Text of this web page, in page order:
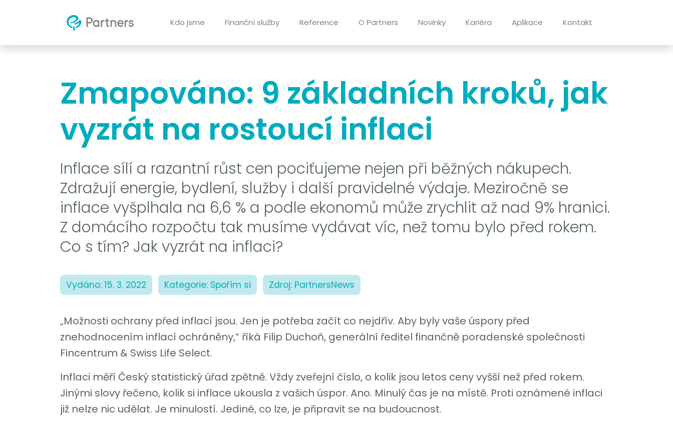
Kdo jsme Finanční služby Reference O Partners Novinky Kariéra Aplikace Kontakt
Zmapováno: 9 základních kroků, jak
vyzrát na rostoucí inflaci
Inflace sílí a razantní růst cen pociťujeme nejen při běžných nákupech.
Zdražují energie, bydlení, služby i další pravidelné výdaje. Meziročně se
inflace vyšplhala na 6,6 % a podle ekonomů může zrychlit až nad 9% hranici.
Z domácího rozpočtu tak musíme vydávat víc, než tomu bylo před rokem.
Co s tím? Jak vyzrát na inflaci?
Vydáno: 15. 3. 2022 Kategorie: Spořím si Zdroj: PartnersNews
„Možnosti ochrany před inflací jsou. Jen je potřeba začít co nejdřív. Aby byly vaše úspory před
znehodnocením inflací ochráněny,“ říká Filip Duchoň, generální ředitel finančně poradenské společnosti
Fincentrum & Swiss Life Select.
Inflaci měří Český statistický úřad zpětně. Vždy zveřejní číslo, o kolik jsou letos ceny vyšší než před rokem.
Jinými slovy řečeno, kolik si inflace ukousla z vašich úspor. Ano. Minulý čas je na místě. Proti oznámené inflaci
již nelze nic udělat. Je minulostí. Jediné, co lze, je připravit se na budoucnost.